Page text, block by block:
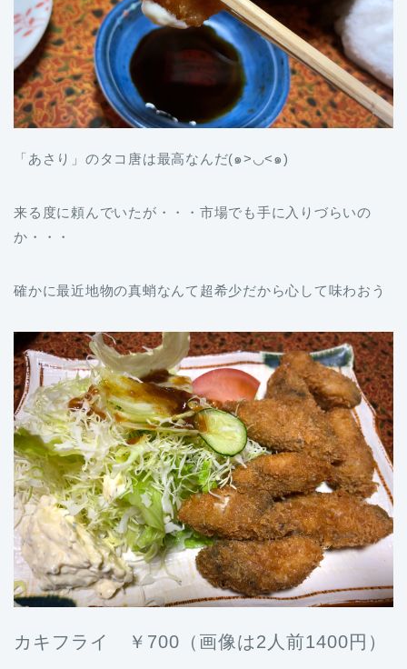
「あさり」のタコ唐は最高なんだ(๑>◡<๑)
来る度に頼んでいたが・・・市場でも手に入りづらいの
か・・・
確かに最近地物の真蛸なんて超希少だから心して味わおう
カキフライ ￥700（画像は2人前1400円）